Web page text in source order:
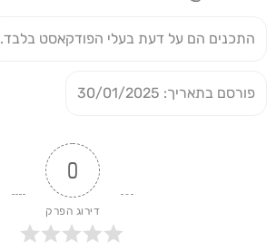
לא מתכחש אליה, שלא כמו היהדות
לשיחה שהוקלטה באולפן הרצאות מהכורסא
התכנים הם על דעת בעלי הפודקאסט בלבד.
פורסם בתאריך: 30/01/2025
0
דירוג הפרק